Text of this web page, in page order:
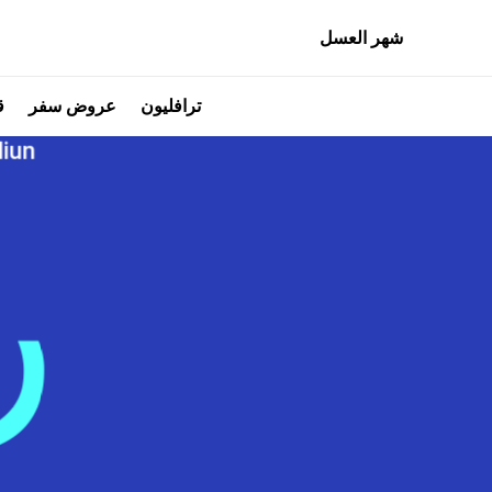
شهر العسل
ترافليون عروض سفر